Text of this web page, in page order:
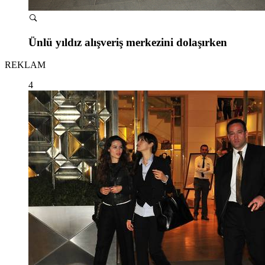
Ünlü yıldız alışveriş merkezini dolaşırken
REKLAM
4